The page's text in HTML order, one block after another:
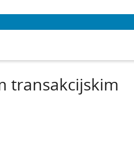
transakcijskim